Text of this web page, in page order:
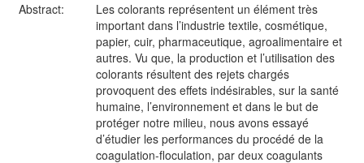
Abstract:
Les colorants représentent un élément très
important dans l’industrie textile, cosmétique,
papier, cuir, pharmaceutique, agroalimentaire et
autres. Vu que, la production et l’utilisation des
colorants résultent des rejets chargés
provoquent des effets indésirables, sur la santé
humaine, l’environnement et dans le but de
protéger notre milieu, nous avons essayé
d’étudier les performances du procédé de la
coagulation-floculation, par deux coagulants